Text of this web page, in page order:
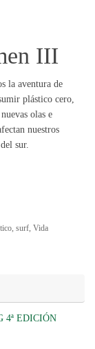
III
la aventura de
plástico cero,
olas e
nuestros
sur.
, surf, Vida
4ª EDICIÓN